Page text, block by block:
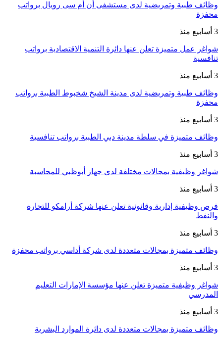
وظائف طبية وتمريضية لدى مستشفى أن أم سى رويال برواتب
محفزة
3 أسابيع منذ
شواغر عمل متميزة تعلن عنها دائرة التنمية الاقتصادية برواتب
تنافسية
3 أسابيع منذ
وظائف طبية وتمريضية لدى مدينة الشيخ شخبوط الطبية برواتب
محفزة
3 أسابيع منذ
وظائف متميزة في سلطة مدينة دبي الطبية برواتب تنافسية
3 أسابيع منذ
شواغر وظيفية بمجالات مختلفة لدى جهاز أبوظبي للمحاسبة
3 أسابيع منذ
فرص وظيفية إدارية وقانونية تعلن عنها شركة أرامكو للتجارة
والنفط
3 أسابيع منذ
وظائف متميزة بمجالات متعددة لدى شركة أداسي برواتب محفزة
3 أسابيع منذ
شواغر وظيفية متميزة تعلن عنها مؤسسة الإمارات التعليم
المدرسي
3 أسابيع منذ
وظائف متميزة بمجالات متعددة لدى دائرة الموارد البشرية